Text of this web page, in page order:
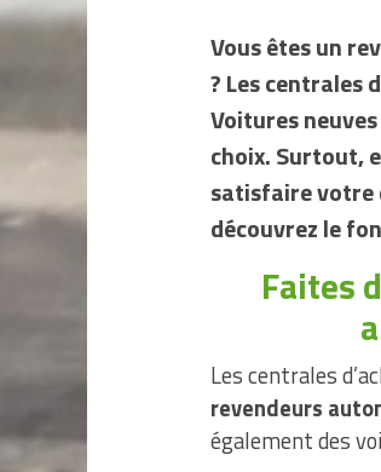
Vous êtes un
? Les centrales
Voitures
choix. Surtout,
satisfaire votre
découvrez le
Faites
Les centrales
revendeurs
également des